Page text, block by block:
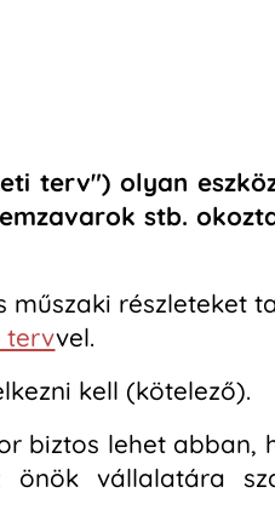
terv") olyan
stb.
részleteket
tervvel.
kell (kötelező).
biztos lehet abban,
önök vállalatára